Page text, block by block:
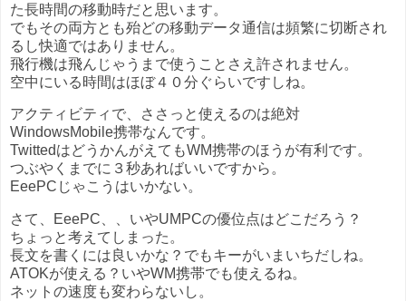
た長時間の移動時だと思います。
でもその両方とも殆どの移動データ通信は頻繁に切断され
るし快適ではありません。
飛行機は飛んじゃうまで使うことさえ許されません。
空中にいる時間はほぼ４０分ぐらいですしね。
アクティビティで、ささっと使えるのは絶対
WindowsMobile携帯なんです。
TwittedはどうかんがえてもWM携帯のほうが有利です。
つぶやくまでに３秒あればいいですから。
EeePCじゃこうはいかない。
さて、EeePC、、いやUMPCの優位点はどこだろう？
ちょっと考えてしまった。
長文を書くには良いかな？でもキーがいまいちだしね。
ATOKが使える？いやWM携帯でも使えるね。
ネットの速度も変わらないし。